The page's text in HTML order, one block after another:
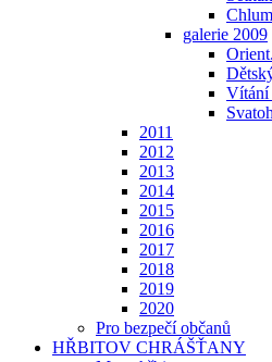
galerie 2009
Vítání
2011
2012
2013
2014
2015
2016
2017
2018
2019
2020
Pro bezpečí občanů
HŘBITOV CHRÁŠŤANY